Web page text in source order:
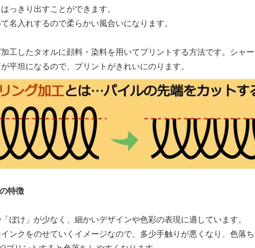
っきり出すことができます。
名入れするので柔らかい風合いになります。
工したタオルに顔料・染料を用いてプリントする方法です。シャ
平坦になるので、プリントがきれいにのります。
特徴
「ぼけ」が少なく、細かいデザインや色彩の表現に適しています。
インクをのせていくイメージなので、多少手触りが悪くなり、色落ち